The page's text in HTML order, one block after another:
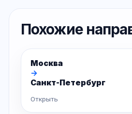
Похожие
Москва
→
Санкт-Петербург
Открыть